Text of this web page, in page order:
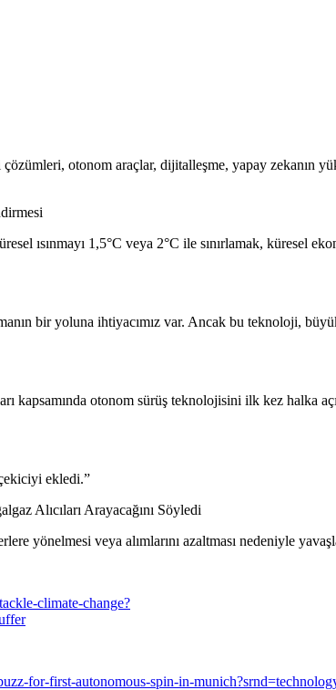
otonom araçlar, dijitalleşme, yapay zekanın
ısınmayı 1,5°C veya 2°C ile sınırlamak, küresel
bir yoluna ihtiyacımız var. Ancak bu teknoloji,
kapsamında otonom sürüş teknolojisini ilk kez halka
ekledi.”
Alıcıları Arayacağını Söyledi
yönelmesi veya alımlarını azaltması nedeniyle
climate-change?
for-first-autonomous-spin-in-